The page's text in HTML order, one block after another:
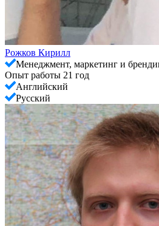
Рожков Кирилл
Менеджмент, маркетинг и
Опыт работы 21 год
Английский
Русский